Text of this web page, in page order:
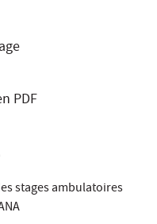
PDF
stages ambulatoires